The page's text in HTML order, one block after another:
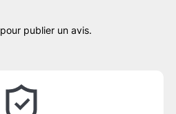
pour publier un avis.